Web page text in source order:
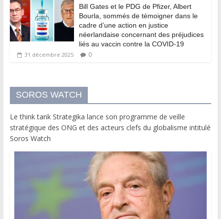
Bill Gates et le PDG de Pfizer, Albert
Bourla, sommés de témoigner dans le
cadre d’une action en justice
néerlandaise concernant des préjudices
liés au vaccin contre la COVID-19
31 décembre 2025 0
SOROS WATCH
Le think tank Strategika lance son programme de veille
stratégique des ONG et des acteurs clefs du globalisme intitulé
Soros Watch